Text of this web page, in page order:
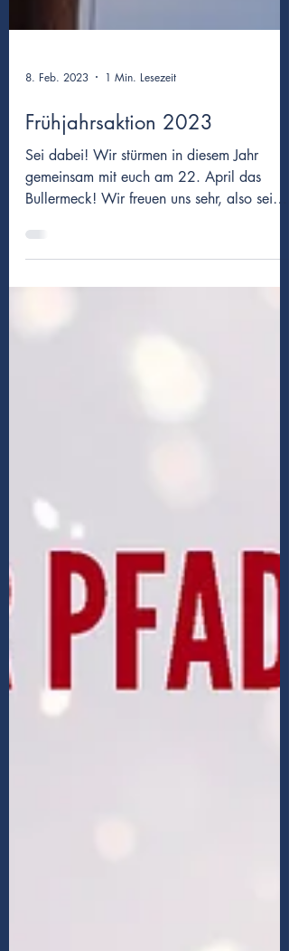
8. Feb. 2023 1 Min. Lesezeit
Frühjahrsaktion 2023
Sei dabei! Wir stürmen in diesem Jahr
Bullermeck! Wir freuen uns sehr, also sei
dabei! Alle weiteren...